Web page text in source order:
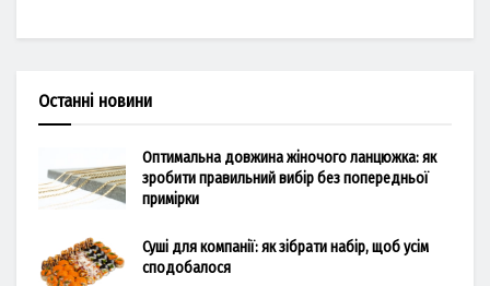
Останні новини
Оптимальна довжина жіночого ланцюжка: як
зробити правильний вибір без попередньої
примірки
Суші для компанії: як зібрати набір, щоб усім
сподобалося